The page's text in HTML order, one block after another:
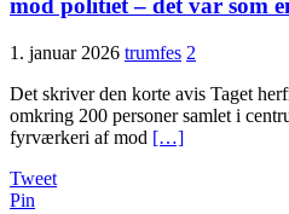
mod politiet – det var som
1. januar 2026 trumfes 2
Det skriver den korte avis Taget
omkring 200 personer samlet i
fyrværkeri af mod […]
Tweet
Pin